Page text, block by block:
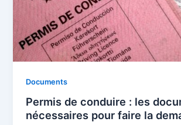
Documents
Permis de conduire : les
nécessaires pour faire la